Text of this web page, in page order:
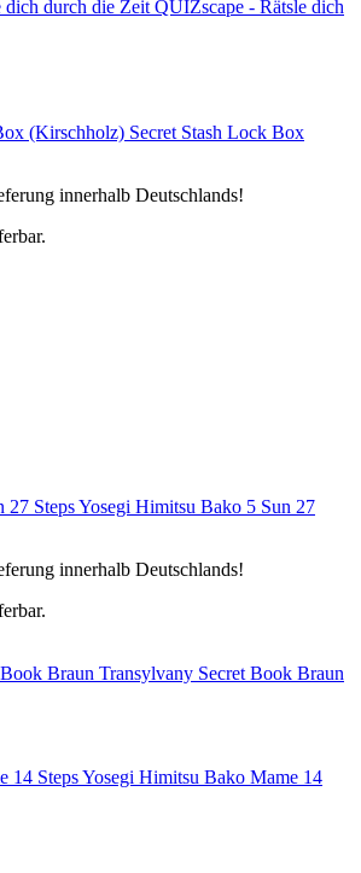
QUIZscape - Rätsle dich
Secret Stash Lock Box
innerhalb Deutschlands!
Himitsu Bako 5 Sun 27
innerhalb Deutschlands!
Transylvany Secret Book Braun
Himitsu Bako Mame 14